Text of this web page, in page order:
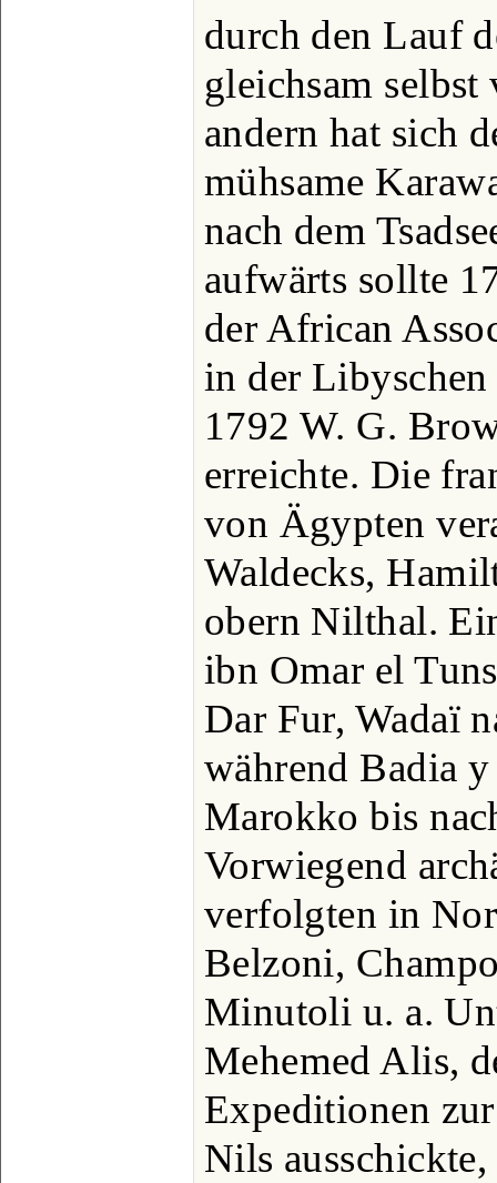
durch den Lauf
gleichsam selbst
andern hat sich
mühsame
nach dem
aufwärts sollte
der African
in der
1792 W. G.
erreichte. Die
von Ägypten
Waldecks,
obern Nilthal.
ibn Omar el
Dar Fur, Wadaï
während Badia
Marokko bis
Vorwiegend
verfolgten in
Belzoni,
Minutoli u. a.
Mehemed Alis,
Expeditionen
Nils